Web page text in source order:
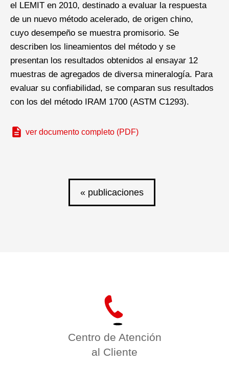
el LEMIT en 2010, destinado a evaluar la respuesta
de un nuevo método acelerado, de origen chino,
cuyo desempeño se muestra promisorio. Se
describen los lineamientos del método y se
presentan los resultados obtenidos al ensayar 12
muestras de agregados de diversa mineralogía. Para
evaluar su confiabilidad, se comparan sus resultados
con los del método IRAM 1700 (ASTM C1293).
ver documento completo (PDF)
« publicaciones
Centro de Atención
al Cliente